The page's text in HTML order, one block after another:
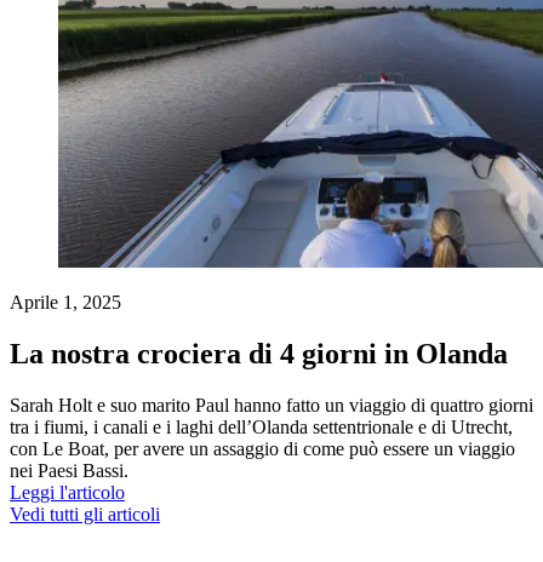
Aprile 1, 2025
La nostra crociera di 4 giorni in Olanda
Sarah Holt e suo marito Paul hanno fatto un viaggio di quattro giorni
tra i fiumi, i canali e i laghi dell’Olanda settentrionale e di Utrecht,
con Le Boat, per avere un assaggio di come può essere un viaggio
nei Paesi Bassi.
Leggi l'articolo
Vedi tutti gli articoli